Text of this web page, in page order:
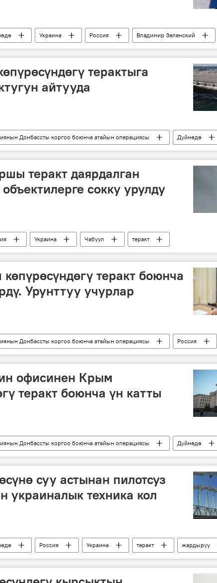
Украина Россия
Владимир Зеленский
терактыга
айтууда
Донбассты коргоо боюнча атайын операциясы
Дүйнөдө
Мамлекеттик департамент теракт
теракт даярдалган
сокку урулду
Украина Чабуул
теракт
боюнча атайын операциясы
теракт боюнча
Урунттуу учурлар
Донбассты коргоо боюнча атайын операциясы
Россия
Путин кеңешме тапшырма
офисинен Крым
теракт боюнча үн катты
Донбассты коргоо боюнча атайын операциясы
Дүйнөдө
теракт жардыруу
суу астынан пилотсуз
украиналык техника кол
Россия Украина теракт
жардыруу
Донбассты коргоо боюнча атайын операциясы